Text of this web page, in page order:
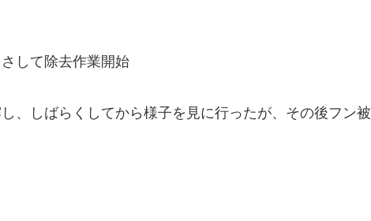
して除去作業開始
、しばらくしてから様子を見に行ったが、その後フン被